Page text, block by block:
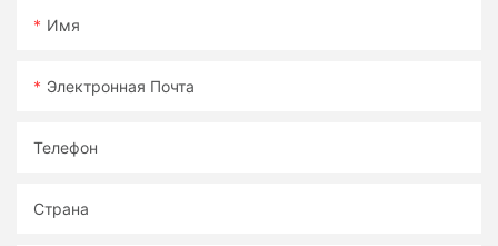
Имя
Электронная Почта
Телефон
Страна